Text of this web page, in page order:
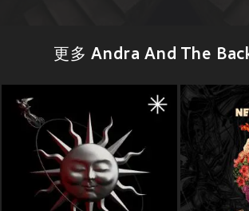
更多 Andra And The